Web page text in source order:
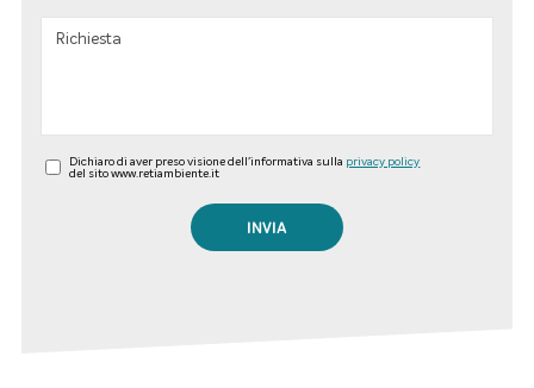
Dichiaro di aver preso visione dell'informativa sulla privacy policy
del sito www.retiambiente.it